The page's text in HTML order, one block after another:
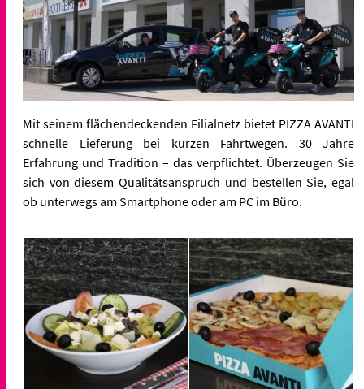
Mit seinem flächendeckenden Filialnetz bietet PIZZA AVANTI
schnelle Lieferung bei kurzen Fahrtwegen. 30 Jahre
Erfahrung und Tradition – das verpflichtet. Überzeugen Sie
sich von diesem Qualitätsanspruch und bestellen Sie, egal
ob unterwegs am Smartphone oder am PC im Büro.